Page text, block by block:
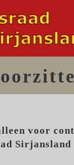
voor
Sirjansland